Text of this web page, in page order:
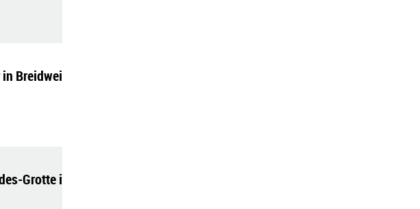
Breidwei
Grotte i